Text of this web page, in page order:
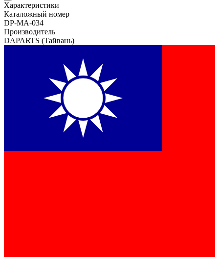
Характеристики
Каталожный номер
DP-MA-034
Производитель
DAPARTS (Тайвань)